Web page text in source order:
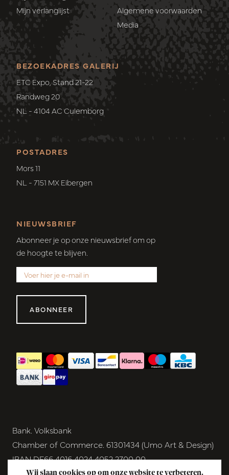
Mijn verlanglijst
Algemene voorwaarden
Media
POSTADRES
Mors 11
NL - 7151 MX Eibergen
BEZOEKADRES GALERIJ
ETC Expo, Stand 21-22
Randweg 20
NL - 4104 AC Culemborg
NIEUWSBRIEF
Abonneer je op onze nieuwsbrief om op
de hoogte te blijven.
ABONNEER
Bank. Volksbank
Chamber of Commerce. 61301434 (Umo Art & Design)
IBAN DE66 4016 4024 4052 2700 00
Wij slaan cookies op om onze website te verbeteren.